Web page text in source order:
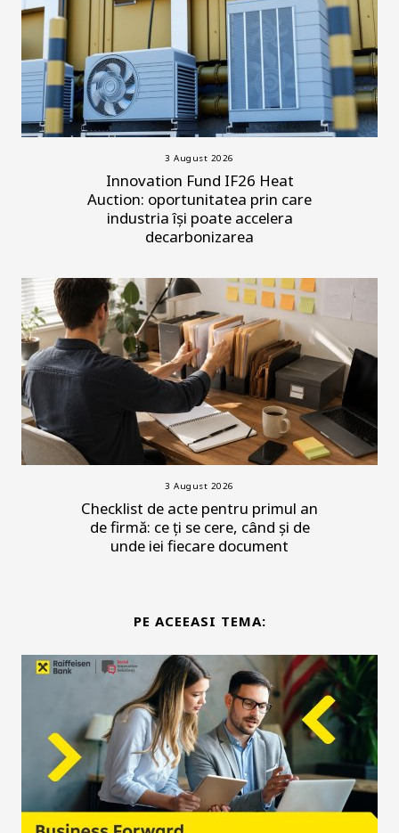
3 August 2026
Innovation Fund IF26 Heat
Auction: oportunitatea prin care
industria își poate accelera
decarbonizarea
3 August 2026
Checklist de acte pentru primul an
de firmă: ce ți se cere, când și de
unde iei fiecare document
PE ACEEASI TEMA: